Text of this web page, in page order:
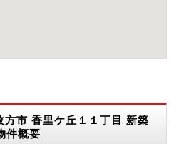
方市 香里ケ丘１１丁目 新築
件概要